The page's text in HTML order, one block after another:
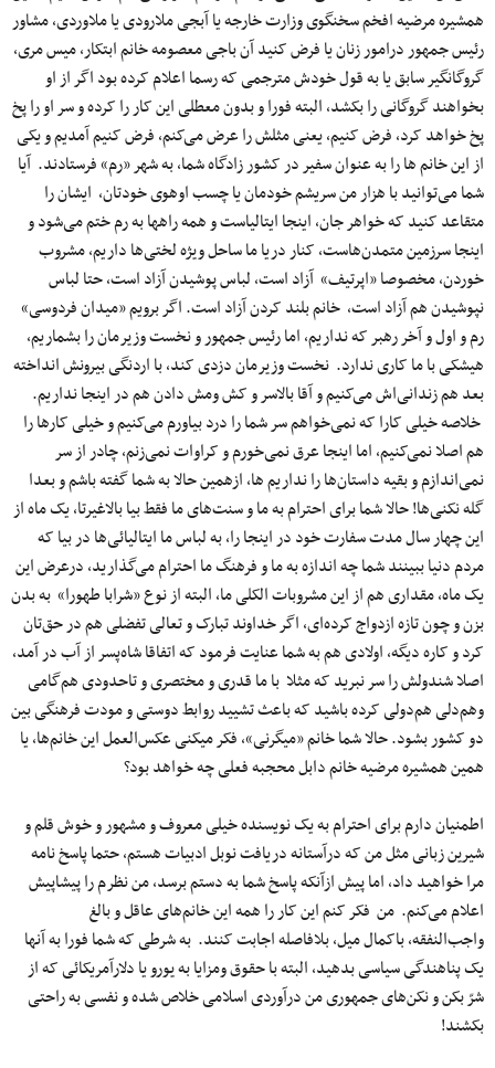
همشیره مرضیه افخم سخنگوی وزارت خارجه یا آبجی ملارودی یا ملاوردی، مشاور
رئیس جمهور درامور زنان یا فرض کنید آن باجی معصومه خانم ابتکار، میس مری،
گروگانگیر سابق یا به قول خودش مترجمی که رسما اعلام کرده بود اگر از او
بخواهند گروگانی را بکشد، البته فورا و بدون معطلی این کار را کرده و سر او را پخ
پخ خواهد کرد، فرض کنیم، یعنی مثلش را عرض می‌کنم، فرض کنیم آمدیم و یکی
از این خانم ها را به عنوان سفیر در کشور زادگاه شما، به شهر «رم» فرستادند. آیا
شما می‌توانید با هزار من سریشم خودمان یا چسب اوهوی خودتان، ایشان را
متقاعد کنید که خواهر جان، اینجا ایتالیاست و همه راهها به رم ختم می‌شود و
اینجا سرزمین متمدن‌هاست، کنار دریا ما ساحل ویژه لختی‌ها داریم، مشروب
خوردن، مخصوصا «اپرتیف» آزاد است، لباس پوشیدن آزاد است، حتا لباس
نپوشیدن هم آزاد است، خانم بلند کردن آزاد است. اگر برویم «میدان فردوسی»
رم و اول و آخر رهبر که نداریم، اما رئیس جمهور و نخست وزیرمان را بشماریم،
هیشکی با ما کاری ندارد. نخست وزیرمان دزدی کند، با اردنگی بیرونش انداخته
بعد هم زندانی‌اش می‌کنیم و آقا بالاسر و کش ومش دادن هم در اینجا نداریم.
خلاصه خیلی کارا که نمی‌خواهم سر شما را درد بیاورم می‌کنیم و خیلی کارها را
هم اصلا نمی‌کنیم، اما اینجا عرق نمی‌خورم و کراوات نمی‌زنم، چادر از سر
نمی‌اندازم و بقیه داستان‌ها را نداریم ها، ازهمین حالا به شما گفته باشم و بعدا
گله نکنی‌ها! حالا شما برای احترام به ما و سنت‌های ما فقط بیا بالاغیرتا، یک ماه از
این چهار سال مدت سفارت خود در اینجا را، به لباس ما ایتالیائی‌ها در بیا که
مردم دنیا ببینند شما چه اندازه به ما و فرهنگ ما احترام می‌گذارید، درعرض این
یک ماه، مقداری هم از این مشروبات الکلی ما، البته از نوع «شرابا طهورا» به بدن
بزن و چون تازه ازدواج کرده‌ای، اگر خداوند تبارک و تعالی تفضلی هم در حق‌تان
کرد و کاره دیگه، اولادی هم به شما عنایت فرمود که اتفاقا شاه‌پسر از آب در آمد،
اصلا شندولش را سر نبرید که مثلا با ما قدری و مختصری و تاحدودی هم‌گامی
وهم‌دلی هم‌دولی کرده باشید که باعث تشیید روابط دوستی و مودت فرهنگی بین
دو کشور بشود. حالا شما خانم «میگرنی»، فکر میکنی عکس‌العمل این خانم‌ها، یا
همین همشیره مرضیه خانم دابل محجبه فعلی چه خواهد بود؟
اطمنیان دارم برای احترام به یک نویسنده خیلی معروف و مشهور و خوش قلم و
شیرین زبانی مثل من که درآستانه دریافت نوبل ادبیات هستم، حتما پاسخ نامه
مرا خواهید داد، اما پیش ازآنکه پاسخ شما به دستم برسد، من نظرم را پیشاپیش
اعلام می‌کنم. من فکر کنم این کار را همه این خانم‌های عاقل و بالغ
واجب‌النفقه، باکمال میل، بلافاصله اجابت کنند. به شرطی که شما فورا به آنها
یک پناهندگی سیاسی بدهید، البته با حقوق ومزایا به یورو یا دلارآمریکائی که از
شرّ بکن و نکن‌های جمهوری من درآوردی اسلامی خلاص شده و نفسی به راحتی
بکشند!